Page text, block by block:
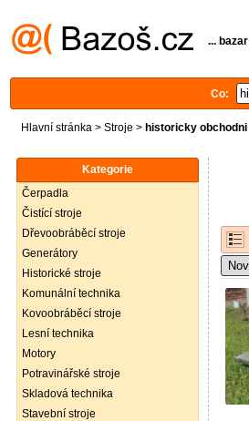
...
Co:
Hlavní stránka > Stroje > historicky obchodni
Kategorie
Čerpadla
Čistící stroje
Dřevoobráběcí stroje
Generátory
Historické stroje
Komunální technika
Kovoobráběcí stroje
Lesní technika
Motory
Potravinářské stroje
Skladová technika
Stavební stroje